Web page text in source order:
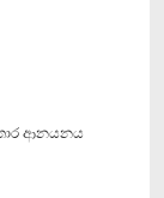
ආනයනය